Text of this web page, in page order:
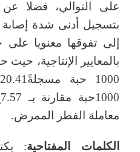
على التوالي، فضلا
إلى تفوقها معنويا على
بالمعايير الإنتاجية،
معاملة الفطر الممرض.
الكلمات المفتاحية: